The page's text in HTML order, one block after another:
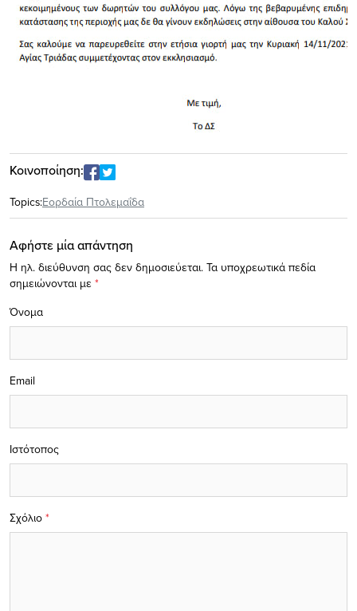
Κοινοποίηση:
Topics:Εορδαία Πτολεμαΐδα
Αφήστε μία απάντηση
Η ηλ. διεύθυνση σας δεν δημοσιεύεται. Τα υποχρεωτικά πεδία
σημειώνονται με *
Σχόλιο *
Όνομα
Email
Ιστότοπος